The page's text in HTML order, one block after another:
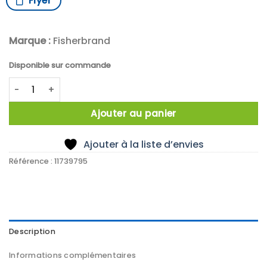
Marque : Fisherbrand
Disponible sur commande
quantité de MINUTEUR 3 MEMOIRE AFFICHAGE GEANT
Ajouter au panier
Ajouter à la liste d’envies
Référence : 11739795
Description
Informations complémentaires